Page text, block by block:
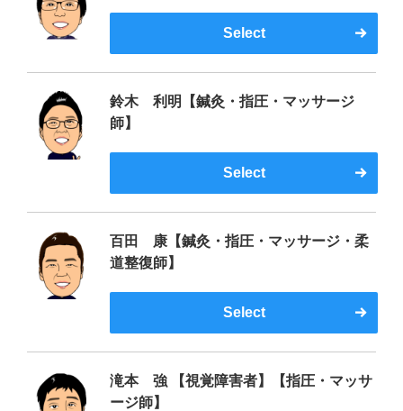
Select
鈴木 利明【鍼灸・指圧・マッサージ
師】
Select
百田 康【鍼灸・指圧・マッサージ・柔
道整復師】
Select
滝本 強 【視覚障害者】【指圧・マッサ
ージ師】